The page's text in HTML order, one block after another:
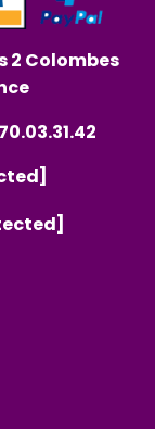
2 Colombes